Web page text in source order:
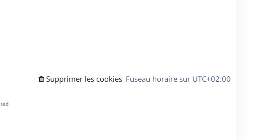
Fuseau horaire sur UTC+02:00
Supprimer les cookies